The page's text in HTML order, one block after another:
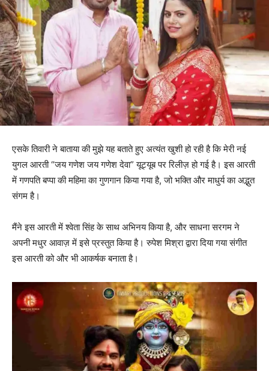
एसके तिवारी ने बाताया की मुझे यह बताते हुए अत्यंत खुशी हो रही है कि मेरी नई
युगल आरती “जय गणेश जय गणेश देवा” यूट्यूब पर रिलीज़ हो गई है। इस आरती
में गणपति बप्पा की महिमा का गुणगान किया गया है, जो भक्ति और माधुर्य का अद्भुत
संगम है।
मैंने इस आरती में श्वेता सिंह के साथ अभिनय किया है, और साधना सरगम ने
अपनी मधुर आवाज़ में इसे प्रस्तुत किया है। रुपेश मिश्रा द्वारा दिया गया संगीत
इस आरती को और भी आकर्षक बनाता है।